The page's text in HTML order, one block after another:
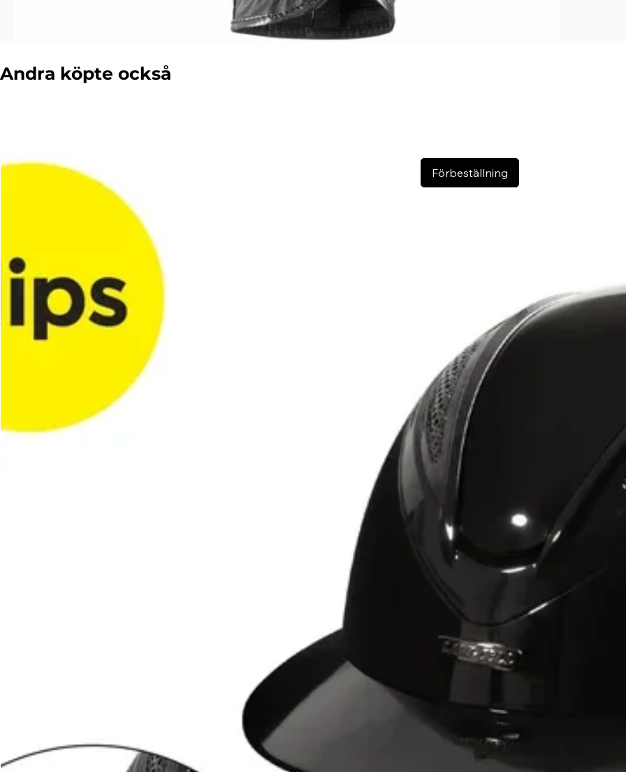
Andra köpte också
Förbeställning